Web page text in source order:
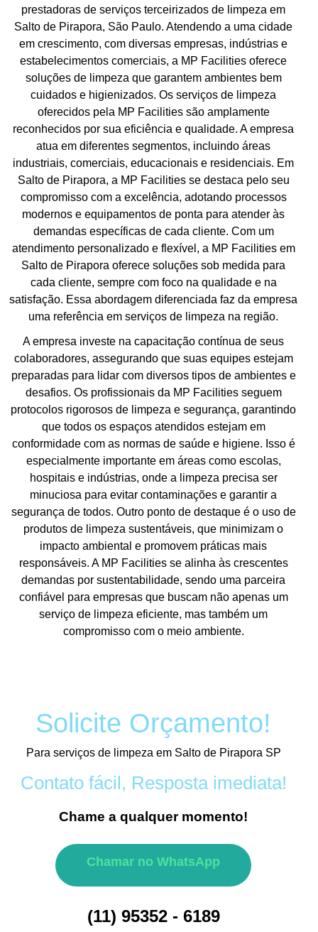
prestadoras de serviços terceirizados de limpeza em
Salto de Pirapora, São Paulo. Atendendo a uma cidade
em crescimento, com diversas empresas, indústrias e
estabelecimentos comerciais, a MP Facilities oferece
soluções de limpeza que garantem ambientes bem
cuidados e higienizados. Os serviços de limpeza
oferecidos pela MP Facilities são amplamente
reconhecidos por sua eficiência e qualidade. A empresa
atua em diferentes segmentos, incluindo áreas
industriais, comerciais, educacionais e residenciais. Em
Salto de Pirapora, a MP Facilities se destaca pelo seu
compromisso com a excelência, adotando processos
modernos e equipamentos de ponta para atender às
demandas específicas de cada cliente. Com um
atendimento personalizado e flexível, a MP Facilities em
Salto de Pirapora oferece soluções sob medida para
cada cliente, sempre com foco na qualidade e na
satisfação. Essa abordagem diferenciada faz da empresa
uma referência em serviços de limpeza na região.
A empresa investe na capacitação contínua de seus
colaboradores, assegurando que suas equipes estejam
preparadas para lidar com diversos tipos de ambientes e
desafios. Os profissionais da MP Facilities seguem
protocolos rigorosos de limpeza e segurança, garantindo
que todos os espaços atendidos estejam em
conformidade com as normas de saúde e higiene. Isso é
especialmente importante em áreas como escolas,
hospitais e indústrias, onde a limpeza precisa ser
minuciosa para evitar contaminações e garantir a
segurança de todos. Outro ponto de destaque é o uso de
produtos de limpeza sustentáveis, que minimizam o
impacto ambiental e promovem práticas mais
responsáveis. A MP Facilities se alinha às crescentes
demandas por sustentabilidade, sendo uma parceira
confiável para empresas que buscam não apenas um
serviço de limpeza eficiente, mas também um
compromisso com o meio ambiente.
Solicite Orçamento!
Para serviços de limpeza em Salto de Pirapora SP
Contato fácil, Resposta imediata!
Chame a qualquer momento!
Chamar no WhatsApp
(11) 95352 - 6189